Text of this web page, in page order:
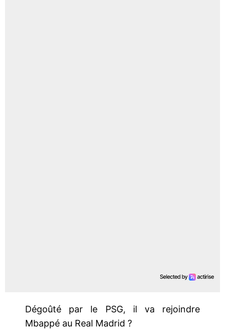
Dégoûté par le PSG, il va rejoindre
Mbappé au Real Madrid ?